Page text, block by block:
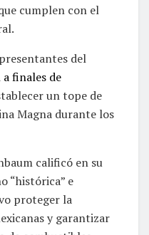
cumplen con el
del
finales de
un tope de
Magna durante los
calificó en su
“histórica” e
proteger la
y garantizar